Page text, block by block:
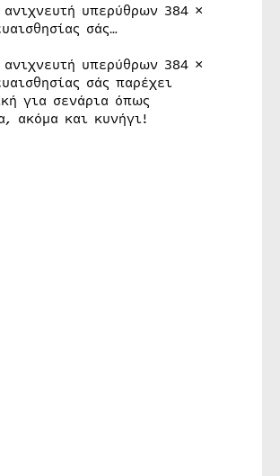
υπερύθρων 384 ×
σάς…
υπερύθρων 384 ×
σάς παρέχει
για σενάρια όπως
ακόμα και κυνήγι!